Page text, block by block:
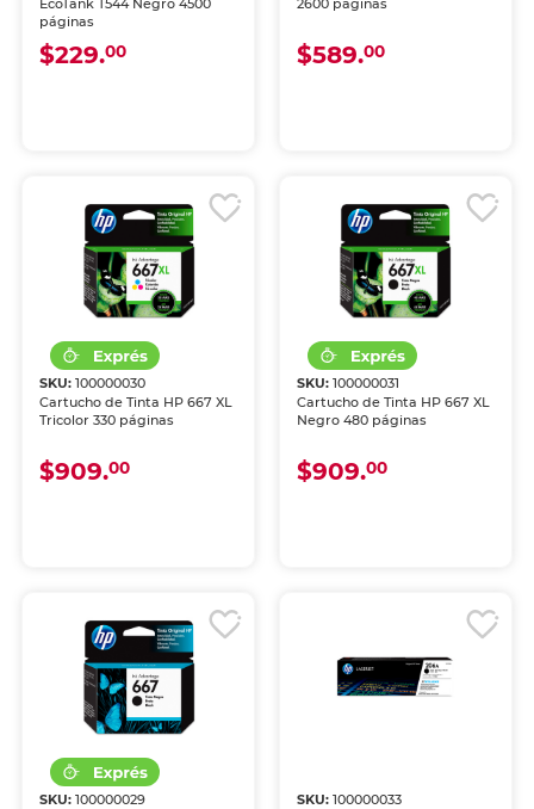
EcoTank T544 Negro 4500
páginas
$229.00
2600 páginas
$589.00
SKU:100000030
Cartucho de Tinta HP 667 XL
Tricolor 330 páginas
$909.00
SKU: 100000031
Cartucho de Tinta HP 667 XL
Negro 480 páginas
$909.00
SKU:100000029
SKU: 100000033